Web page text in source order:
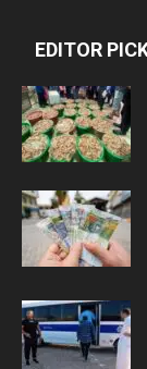
EDITOR